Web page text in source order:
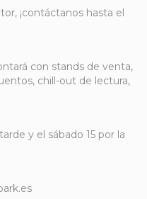
¡contáctanos hasta el
con stands de venta,
chill-out de lectura,
y el sábado 15 por la